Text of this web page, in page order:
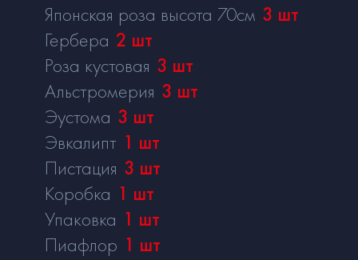
Японская роза высота 70см 3 шт
Гербера 2 шт
Роза кустовая 3 шт
Альстромерия 3 шт
Эустома 3 шт
Эвкалипт 1 шт
Пистация 3 шт
Коробка 1 шт
Упаковка 1 шт
Пиафлор 1 шт